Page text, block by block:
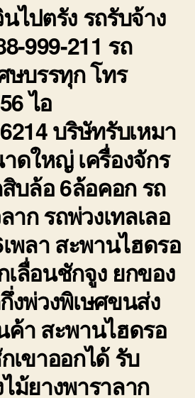
ไปตรัง รถรับจ้าง
999-211 รถ
ษบรรทุก โทร
ไอ
บริษัทรับเหมา
ดใหญ่ เครื่องจักร
บล้อ 6ล้อคอก รถ
าก รถพ่วงเทลเลอ
พลา สะพานไฮดรอ
ลื่อนชักจูง ยกของ
งพ่วงพิเษศขนส่ง
า สะพานไฮดรอ
เขาออกได้ รับ
ม้ยางพาราลาก